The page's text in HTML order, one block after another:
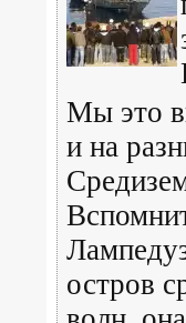
Мы это
и на
остров